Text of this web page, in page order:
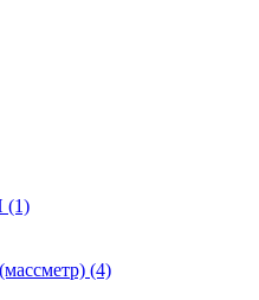
(1)
(4)